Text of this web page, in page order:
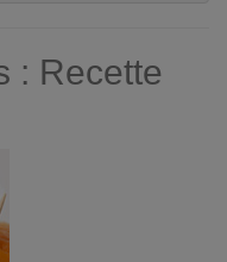
: Recette